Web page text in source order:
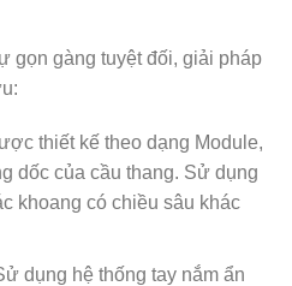
gọn gàng tuyệt đối, giải pháp
thiết kế theo dạng Module,
dốc của cầu thang. Sử dụng
khoang có chiều sâu khác
dụng hệ thống tay nắm ẩn